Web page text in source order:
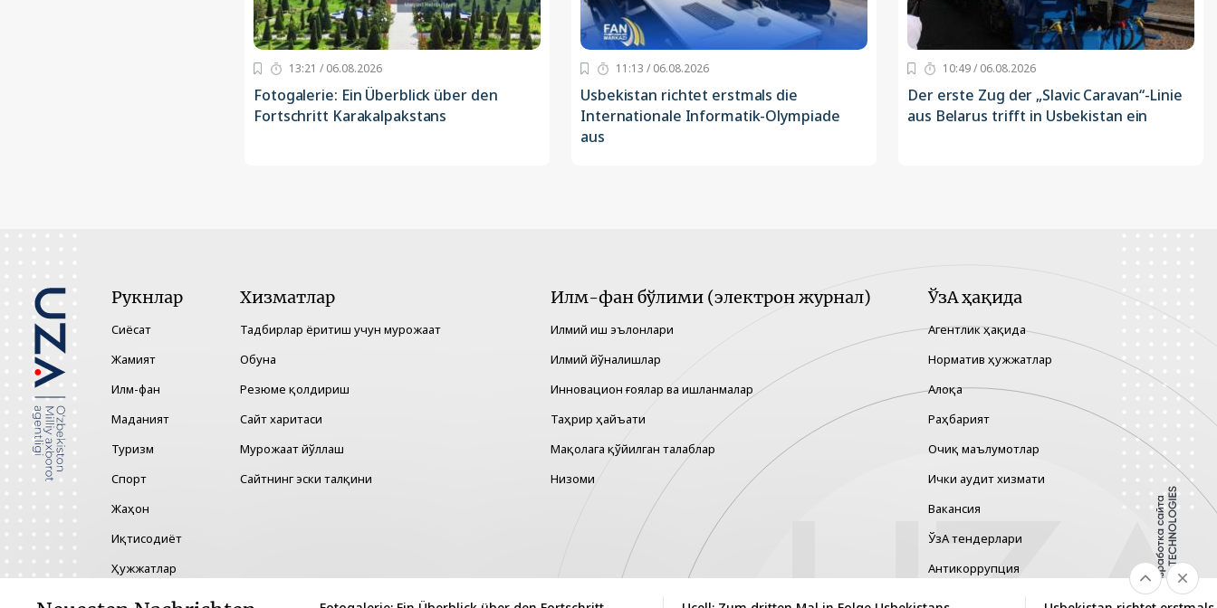
13:21 / 06.08.2026
Fotogalerie: Ein Überblick über den
Fortschritt Karakalpakstans
11:13 / 06.08.2026
Usbekistan richtet erstmals die
Internationale Informatik-Olympiade
aus
10:49 / 06.08.2026
Der erste Zug der „Slavic Caravan“-Linie
aus Belarus trifft in Usbekistan ein
Рукнлар
Сиёсат
Жамият
Илм-фан
Маданият
Туризм
Спорт
Жаҳон
Иқтисодиёт
Ҳужжатлар
Технология
Хизматлар
Тадбирлар ёритиш учун мурожаат
Обуна
Резюме қолдириш
Сайт харитаси
Мурожаат йўллаш
Сайтнинг эски талқини
Илм-фан бўлими (электрон журнал)
Илмий иш эълонлари
Илмий йўналишлар
Инновацион ғоялар ва ишланмалар
Таҳрир ҳайъати
Мақолага қўйилган талаблар
Низоми
ЎзА ҳақида
Агентлик ҳақида
Норматив ҳужжатлар
Алоқа
Раҳбарият
Очиқ маълумотлар
Ички аудит хизмати
Вакансия
ЎзА тендерлари
Антикоррупция